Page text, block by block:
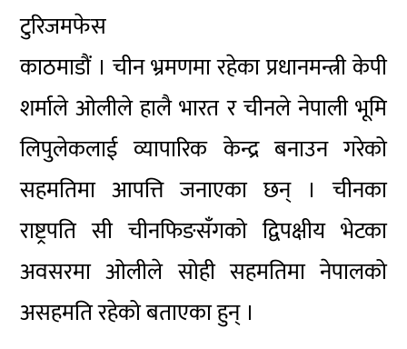
टुरिजमफेस
काठमाडौं । चीन भ्रमणमा रहेका प्रधानमन्त्री केपी
शर्माले ओलीले हालै भारत र चीनले नेपाली भूमि
लिपुलेकलाई व्यापारिक केन्द्र बनाउन गरेको
सहमतिमा आपत्ति जनाएका छन् । चीनका
राष्ट्रपति सी चीनफिङसँगको द्विपक्षीय भेटका
अवसरमा ओलीले सोही सहमतिमा नेपालको
असहमति रहेको बताएका हुन् ।